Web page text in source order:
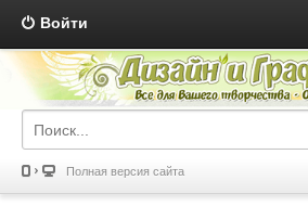
Войти
Полная версия сайта